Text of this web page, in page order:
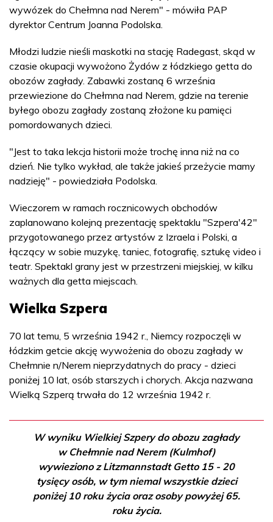
wywózek do Chełmna nad Nerem" - mówiła PAP
dyrektor Centrum Joanna Podolska.
Młodzi ludzie nieśli maskotki na stację Radegast, skąd w
czasie okupacji wywożono Żydów z łódzkiego getta do
obozów zagłady. Zabawki zostaną 6 września
przewiezione do Chełmna nad Nerem, gdzie na terenie
byłego obozu zagłady zostaną złożone ku pamięci
pomordowanych dzieci.
"Jest to taka lekcja historii może trochę inna niż na co
dzień. Nie tylko wykład, ale także jakieś przeżycie mamy
nadzieję" - powiedziała Podolska.
Wieczorem w ramach rocznicowych obchodów
zaplanowano kolejną prezentację spektaklu "Szpera'42"
przygotowanego przez artystów z Izraela i Polski, a
łączący w sobie muzykę, taniec, fotografię, sztukę video i
teatr. Spektakl grany jest w przestrzeni miejskiej, w kilku
ważnych dla getta miejscach.
Wielka Szpera
70 lat temu, 5 września 1942 r., Niemcy rozpoczęli w
łódzkim getcie akcję wywożenia do obozu zagłady w
Chełmnie n/Nerem nieprzydatnych do pracy - dzieci
poniżej 10 lat, osób starszych i chorych. Akcja nazwana
Wielką Szperą trwała do 12 września 1942 r.
W wyniku Wielkiej Szpery do obozu zagłady
w Chełmnie nad Nerem (Kulmhof)
wywieziono z Litzmannstadt Getto 15 - 20
tysięcy osób, w tym niemal wszystkie dzieci
poniżej 10 roku życia oraz osoby powyżej 65.
roku życia.